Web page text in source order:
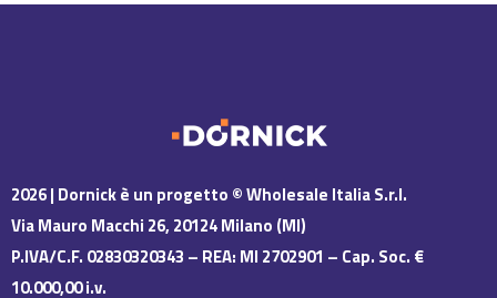
2026 | Dornick è un progetto © Wholesale Italia S.r.l.
Via Mauro Macchi 26, 20124 Milano (MI)
P.IVA/C.F. 02830320343 – REA: MI 2702901 – Cap. Soc. €
10.000,00 i.v.